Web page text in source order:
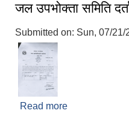
जल उपभोक्ता समिति
Submitted on: Sun, 07/21/
Read more